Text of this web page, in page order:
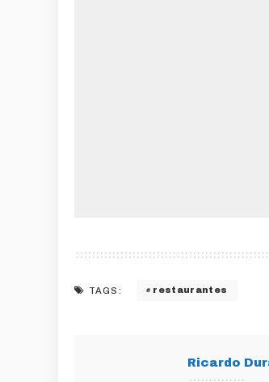
TAGS: restaurantes
Ricardo